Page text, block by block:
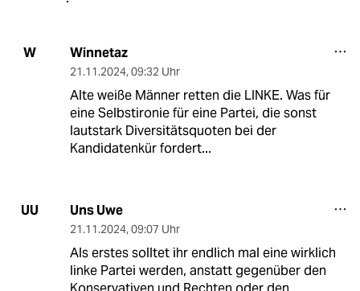
W Winnetaz
21.11.2024, 09:32 Uhr
Alte weiße Männer retten die LINKE. Was für
eine Selbstironie für eine Partei, die sonst
lautstark Diversitätsquoten bei der
Kandidatenkür fordert...
UU Uns Uwe
21.11.2024, 09:07 Uhr
Als erstes solltet ihr endlich mal eine wirklich
linke Partei werden, anstatt gegenüber den